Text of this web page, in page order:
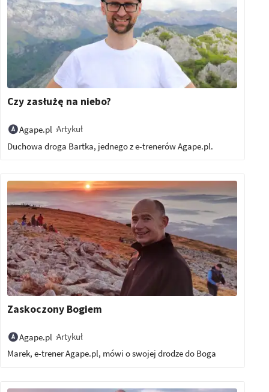
Czy zasłużę na niebo?
Agape.pl Artykuł
Duchowa droga Bartka, jednego z e-trenerów Agape.pl.
Zaskoczony Bogiem
Agape.pl Artykuł
Marek, e-trener Agape.pl, mówi o swojej drodze do Boga